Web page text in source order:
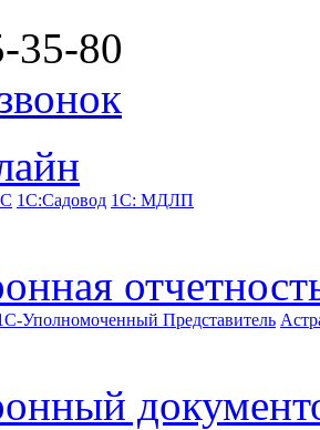
35-80
1С:Садовод 1С: МДЛП
Уполномоченный Представитель